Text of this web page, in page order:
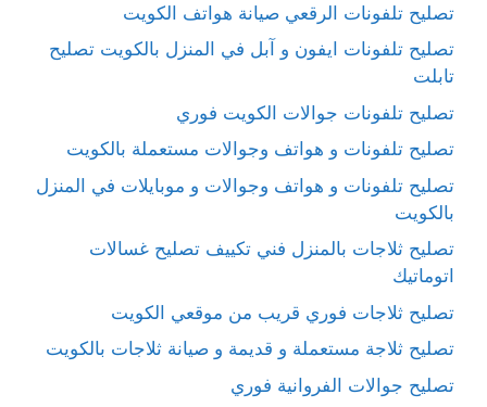
تصليح تلفونات الرقعي صيانة هواتف الكويت
تصليح تلفونات ايفون و آبل في المنزل بالكويت تصليح
تابلت
تصليح تلفونات جوالات الكويت فوري
تصليح تلفونات و هواتف وجوالات مستعملة بالكويت
تصليح تلفونات و هواتف وجوالات و موبايلات في المنزل
بالكويت
تصليح ثلاجات بالمنزل فني تكييف تصليح غسالات
اتوماتيك
تصليح ثلاجات فوري قريب من موقعي الكويت
تصليح ثلاجة مستعملة و قديمة و صيانة ثلاجات بالكويت
تصليح جوالات الفروانية فوري